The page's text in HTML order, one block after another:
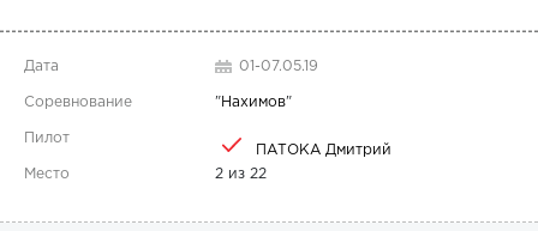
01-07.05.19
"Нахимов"
ПАТОКА Дмитрий
2 из 22